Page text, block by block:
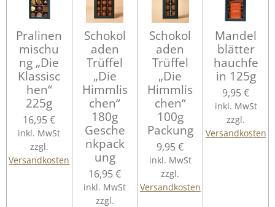
Pralinen
mischu
ng „Die
Klassisc
hen“
225g
16,95 €
inkl. MwSt
zzgl.
Versandkosten
Schokol
aden
Trüffel
„Die
Himmlis
chen“
180g
Gesche
nkpack
ung
16,95 €
inkl. MwSt
zzgl.
Schokol
aden
Trüffel
„Die
Himmlis
chen“
100g
Packung
9,95 €
inkl. MwSt
zzgl.
Versandkosten
Mandel
blätter
hauchfe
in 125g
9,95 €
inkl. MwSt
zzgl.
Versandkosten